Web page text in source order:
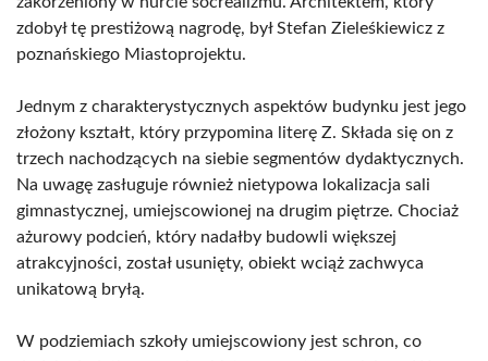
zdobył tę prestiżową nagrodę, był Stefan Zieleśkiewicz z
poznańskiego Miastoprojektu.
Jednym z charakterystycznych aspektów budynku jest jego
złożony kształt, który przypomina literę Z. Składa się on z
trzech nachodzących na siebie segmentów dydaktycznych.
Na uwagę zasługuje również nietypowa lokalizacja sali
gimnastycznej, umiejscowionej na drugim piętrze. Chociaż
ażurowy podcień, który nadałby budowli większej
atrakcyjności, został usunięty, obiekt wciąż zachwyca
unikatową bryłą.
W podziemiach szkoły umiejscowiony jest schron, co